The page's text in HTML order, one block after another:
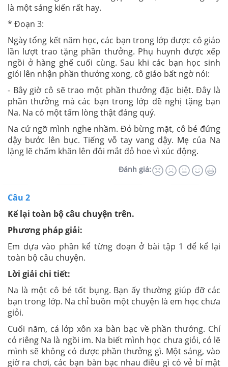
là một sáng kiến rất hay.
* Đoạn 3:
Ngày tổng kết năm học, các bạn trong lớp được cô giáo
lần lượt trao tặng phần thưởng. Phụ huynh được xếp
ngồi ở hàng ghế cuối cùng. Sau khi các bạn học sinh
giỏi lên nhận phần thưởng xong, cô giáo bất ngờ nói:
- Bây giờ cô sẽ trao một phần thưởng đặc biệt. Đây là
phần thưởng mà các bạn trong lớp đề nghị tặng bạn
Na. Na có một tấm lòng thật đáng quý.
Na cứ ngỡ mình nghe nhầm. Đỏ bừng mặt, cô bé đứng
dậy bước lên bục. Tiếng vỗ tay vang dậy. Mẹ của Na
lặng lẽ chấm khăn lên đôi mắt đỏ hoe vì xúc động.
Đánh giá:
Câu 2
Kể lại toàn bộ câu chuyện trên.
Phương pháp giải:
Em dựa vào phần kể từng đoạn ở bài tập 1 để kể lại
toàn bộ câu chuyện.
Lời giải chi tiết:
Na là một cô bé tốt bụng. Bạn ấy thường giúp đỡ các
bạn trong lớp. Na chỉ buồn một chuyện là em học chưa
giỏi.
Cuối năm, cả lớp xôn xa bàn bạc về phần thưởng. Chỉ
có riêng Na là ngồi im. Na biết mình học chưa giỏi, có lẽ
mình sẽ không có được phần thưởng gì. Một sáng, vào
giờ ra chơi, các bạn bàn bạc nhau điều gì có vẻ bí mật